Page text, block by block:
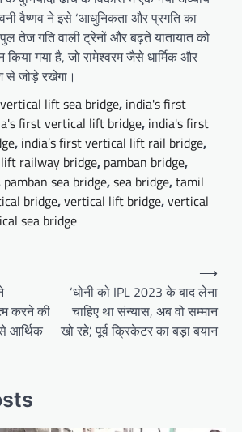
वैष्णव ने इसे ‘आधुनिकता और प्रगति का
तेज गति वाली ट्रेनों और बढ़ते यातायात को
गया है, जो रामेश्वरम जैसे धार्मिक और
जोड़े रखेगा।
lift sea bridge, india's first
first vertical lift bridge, india's first
, india’s first vertical lift rail bridge,
railway bridge, pamban bridge,
pamban sea bridge,sea bridge,tamil
bridge,vertical lift bridge,vertical
sea bridge
करने की
आर्थिक
‘धोनी को IPL 2023 के बाद लेना
चाहिए था संन्यास, अब वो सम्मान
खो रहे’, पूर्व क्रिकेटर का बड़ा बयान
⟶